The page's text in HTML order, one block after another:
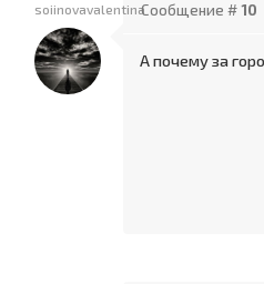
soiinovavalentinaСообщение #10
А почему за